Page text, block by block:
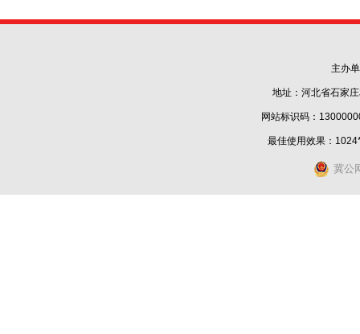
主办
地址：河北省石家
网站标识码：
最佳使用效果：
冀公